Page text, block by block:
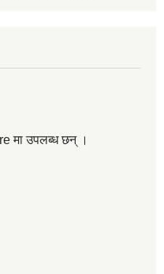
मा उपलब्ध छन् ।